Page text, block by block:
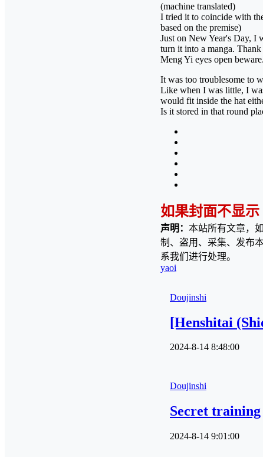
(machine translated)
I tried it to coincide with
based on the premise)
Just on New Year's Day, I
turn it into a manga.
Meng Yi eyes open beware.
It was too troublesome to
Like when I was little, I
would fit inside the hat
Is it stored in that round
如果封面不显
声明： 本站所有文章，
制、盗用、采集、发布
系我们进行处理。
yaoi
Doujinshi
[Henshitai
2024-8-14 8:48:00
Doujinshi
Secret training
2024-8-14 9:01:00